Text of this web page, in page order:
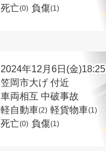
死亡(0) 負傷(1)
2024年12月6日(金)18:25
笠岡市大げ 付近
車両相互 中破事故
軽自動車(2) 軽貨物車(1)
死亡(0) 負傷(1)